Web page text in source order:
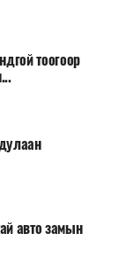
тоогоор
авто замын